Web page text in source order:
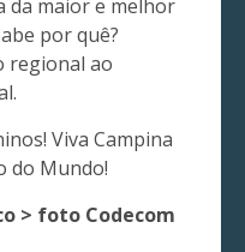
da maior e melhor
por quê?
regional ao
Viva Campina
do Mundo!
> foto Codecom